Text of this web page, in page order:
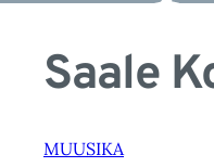
Saale
MUUSIKA